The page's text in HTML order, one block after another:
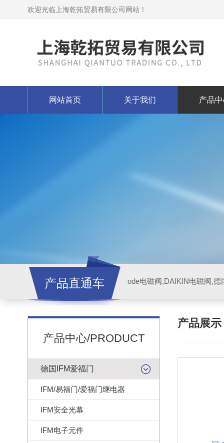
欢迎光临上海乾拓贸易有限公司网站！
网站首页 关于我们 产品
产品直通车 ode电磁阀,DAIKIN电磁阀,
产品中心/PRODUCT
德国IFM爱福门
IFM/易福门/爱福门继电器
IFM安全光幕
IFM电子元件
产品展示